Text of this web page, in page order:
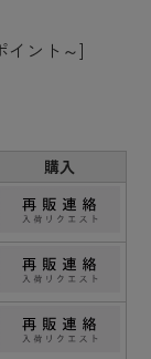
イント～]
購入